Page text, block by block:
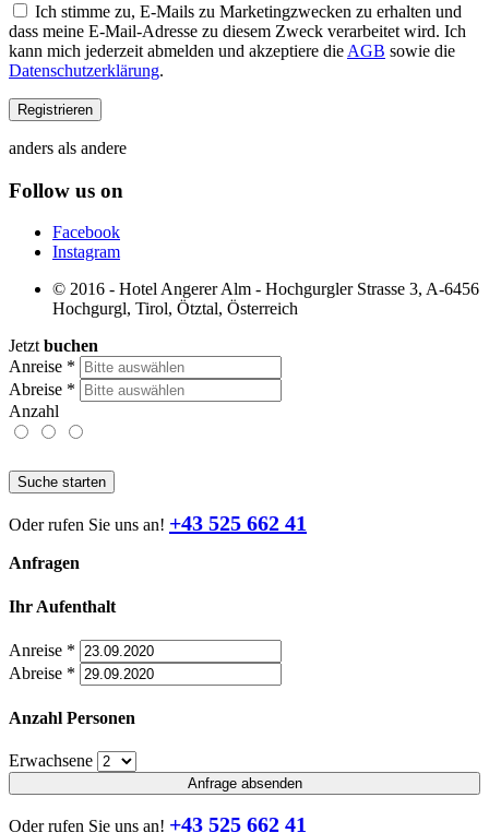
Ich stimme zu, E-Mails zu Marketingzwecken zu erhalten und
dass meine E-Mail-Adresse zu diesem Zweck verarbeitet wird. Ich
kann mich jederzeit abmelden und akzeptiere die AGB sowie die
Datenschutzerklärung.
anders als andere
Follow us on
Facebook
Instagram
© 2016 - Hotel Angerer Alm - Hochgurgler Strasse 3, A-6456
Hochgurgl, Tirol, Ötztal, Österreich
Jetzt buchen
Anreise *
Abreise *
Anzahl
Suche starten
Oder rufen Sie uns an! +43 525 662 41
Anfragen
Ihr Aufenthalt
Anreise *
Abreise *
Anzahl Personen
Erwachsene
Anfrage absenden
Oder rufen Sie uns an! +43 525 662 41